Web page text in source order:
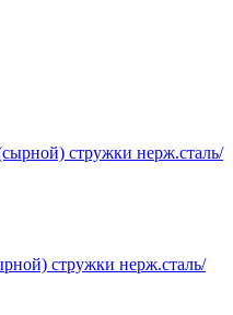
стружки нерж.сталь/